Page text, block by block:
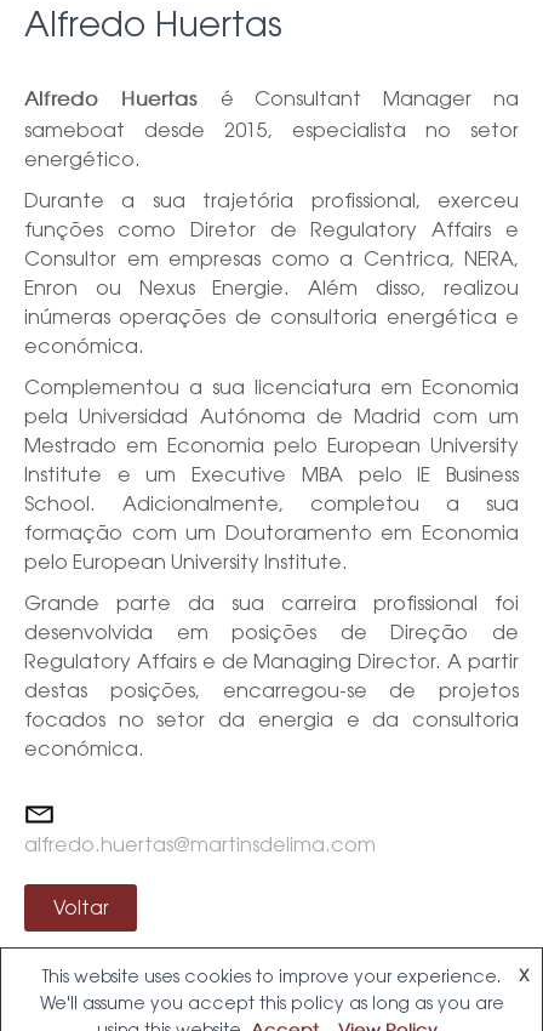
Alfredo Huertas
Alfredo Huertas
é Consultant Manager na
sameboat desde 2015, especialista no setor
energético.
Durante a sua trajetória profissional, exerceu
funções como Diretor de Regulatory Affairs e
Consultor em empresas como a Centrica, NERA,
Enron ou Nexus Energie. Além disso, realizou
inúmeras operações de consultoria energética e
económica.
Complementou a sua licenciatura em Economia
pela Universidad Autónoma de Madrid com um
Mestrado em Economia pelo European University
Institute e um Executive MBA pelo IE Business
School. Adicionalmente, completou a sua
formação com um Doutoramento em Economia
pelo European University Institute.
Grande parte da sua carreira profissional foi
desenvolvida em posições de Direção de
Regulatory Affairs e de Managing Director. A partir
destas posições, encarregou-se de projetos
focados no setor da energia e da consultoria
económica.
alfredo.huertas@martinsdelima.com
Voltar
This website uses cookies to improve your experience.
We'll assume you accept this policy as long as you are
X